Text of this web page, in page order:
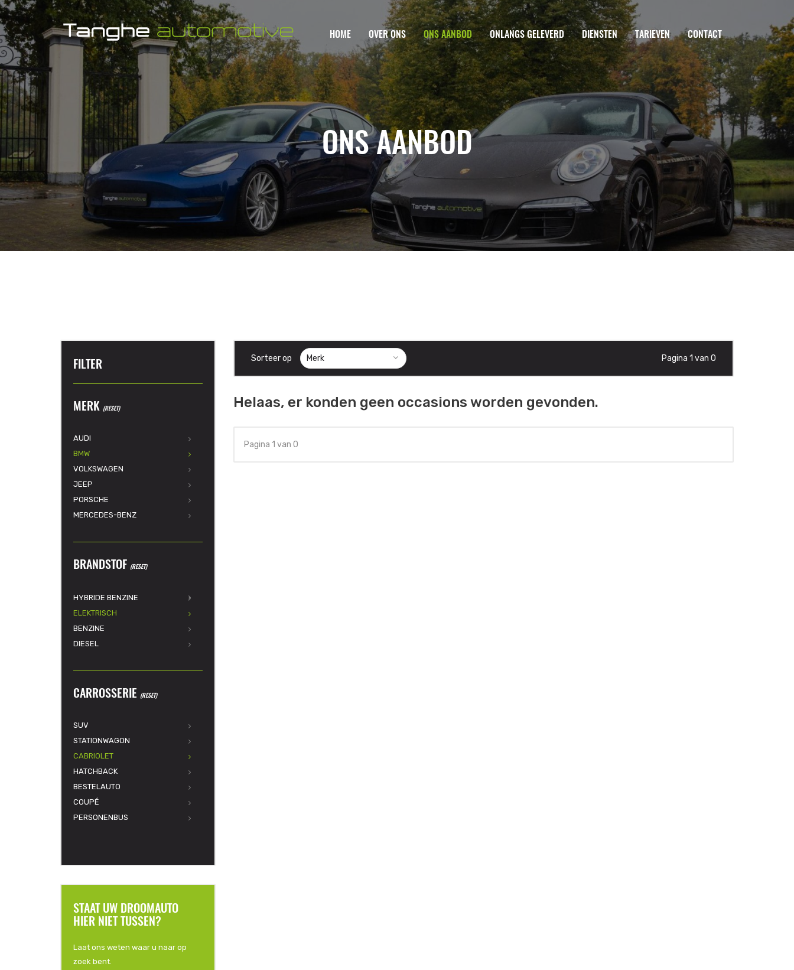
HOME OVER ONS ONS AANBOD ONLANGS GELEVERD DIENSTEN TARIEVEN CONTACT
ONS AANBOD
FILTER
MERK (RESET)
AUDI
BMW
VOLKSWAGEN
JEEP
PORSCHE
MERCEDES-BENZ
BRANDSTOF (RESET)
HYBRIDE BENZINE
ELEKTRISCH
BENZINE
DIESEL
CARROSSERIE (RESET)
SUV
STATIONWAGON
CABRIOLET
HATCHBACK
BESTELAUTO
COUPÉ
PERSONENBUS
STAAT UW DROOMAUTO
HIER NIET TUSSEN?
Laat ons weten waar u naar op
zoek bent.
Sorteer op Pagina 1 van 0
Helaas, er konden geen occasions worden gevonden.
Pagina 1 van 0